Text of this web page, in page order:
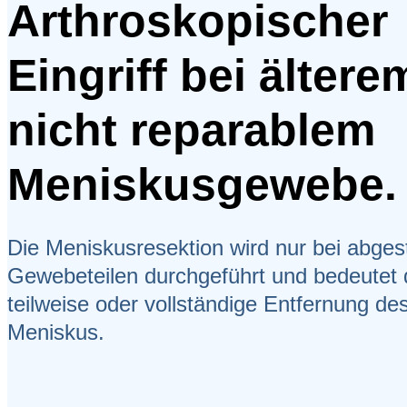
Arthroskopischer
Eingriff bei
nicht reparablem
Meniskusgewebe.
Die Meniskusresektion wird nur bei
Gewebeteilen durchgeführt und bedeutet
teilweise oder vollständige Entfernung
Meniskus.